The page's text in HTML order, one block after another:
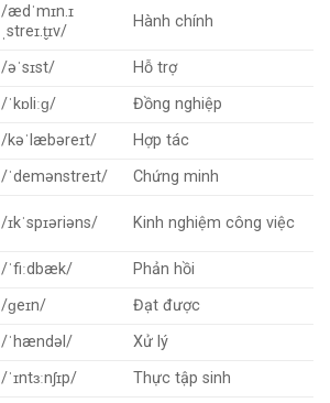
/ædˈmɪn.ɪ
ˌstreɪ.t̬ɪv/
Hành chính
/əˈsɪst/
Hỗ trợ
/ˈkɒliːɡ/
Đồng nghiệp
/kəˈlæbəreɪt/
Hợp tác
/ˈdemənstreɪt/
Chứng minh
/ɪkˈspɪəriəns/ Kinh nghiệm công việc
/ˈfiːdbæk/
Phản hồi
/ɡeɪn/
Đạt được
/ˈhændəl/
Xử lý
/ˈɪntɜːnʃɪp/ Thực tập sinh